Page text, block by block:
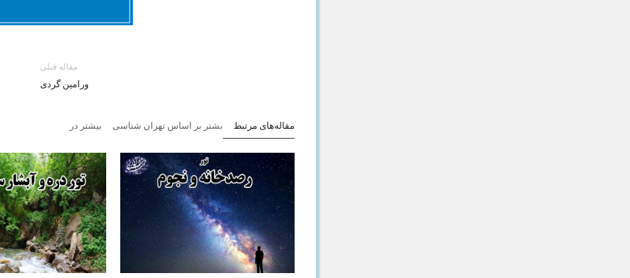
مقاله قبلی
ورامین گردی
مقاله‌های مرتبط بشتر بر اساس تهران شناسی بیشتر در